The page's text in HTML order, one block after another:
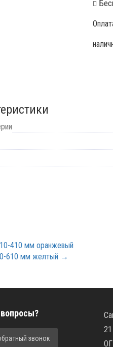
410 мм оранжевый
610 мм желтый →
звонок
21